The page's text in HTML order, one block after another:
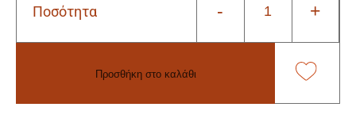
Ποσότητα -
Efco
Θαμνοκοπτικό
+
Προσθήκη στο καλάθι